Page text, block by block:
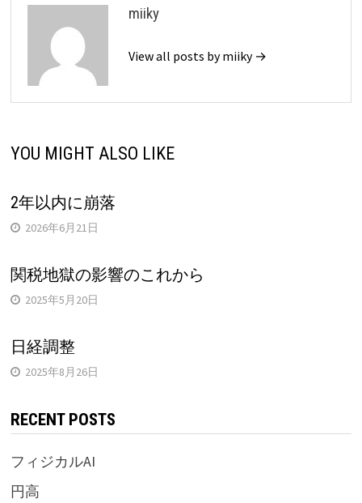
miiky
View all posts by miiky →
YOU MIGHT ALSO LIKE
2年以内に崩落
2026年6月21日
関税地獄の影響のこれから
2025年5月20日
日経調整
2025年8月26日
RECENT POSTS
フィジカルAI
円高